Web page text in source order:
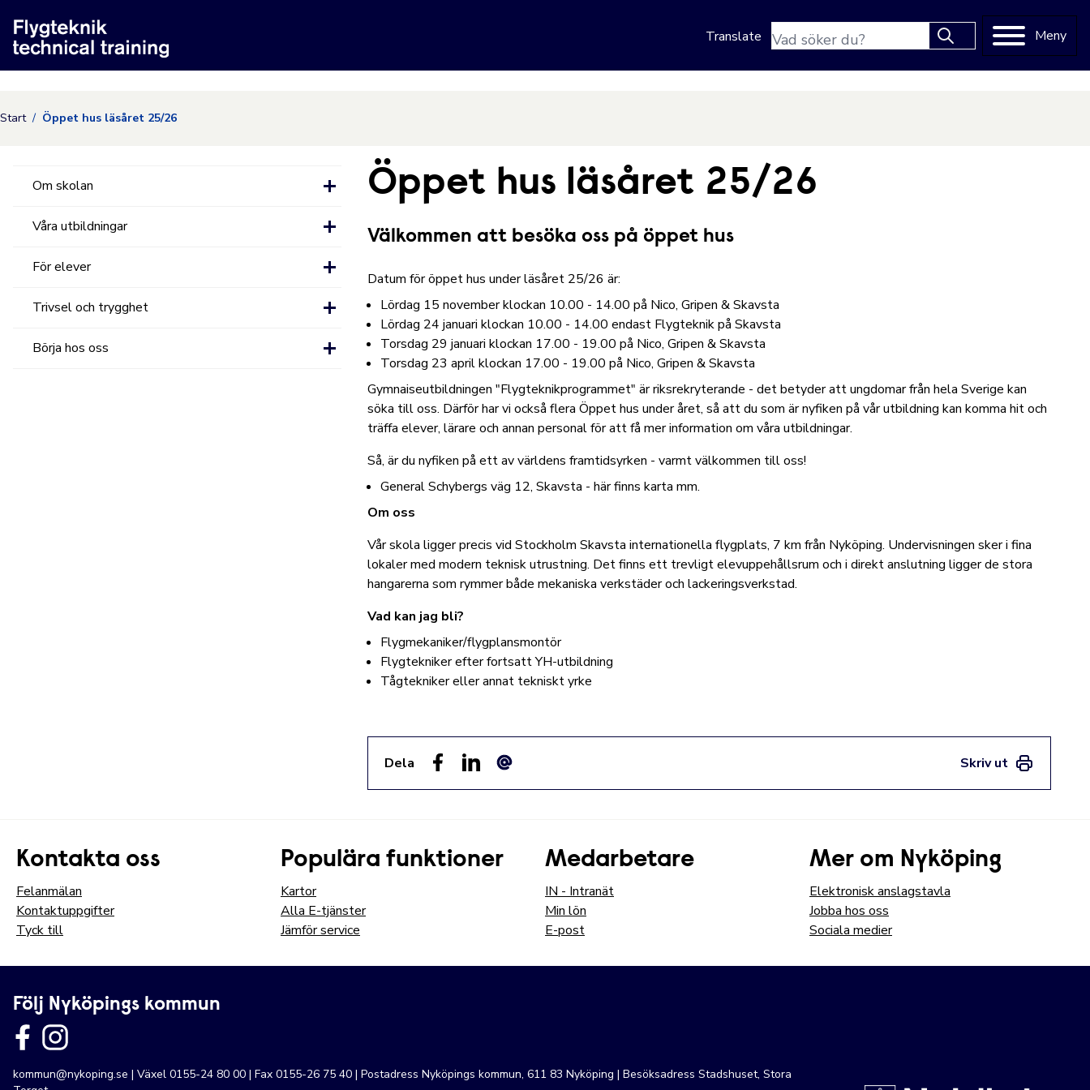
Nyköpings kommuns webbplats Translate
Sökfras
Meny
Start Öppet hus läsåret 25/26
Öppet hus läsåret 25/26
Välkommen att besöka oss på öppet hus
Datum för öppet hus under läsåret 25/26 är:
Lördag 15 november klockan 10.00 - 14.00 på Nico, Gripen & Skavsta
Lördag 24 januari klockan 10.00 - 14.00 endast Flygteknik på Skavsta
Torsdag 29 januari klockan 17.00 - 19.00 på Nico, Gripen & Skavsta
Torsdag 23 april klockan 17.00 - 19.00 på Nico, Gripen & Skavsta
Gymnaiseutbildningen "Flygteknikprogrammet" är riksrekryterande - det betyder att ungdomar från hela Sverige kan
söka till oss. Därför har vi också flera Öppet hus under året, så att du som är nyfiken på vår utbildning kan komma hit och
träffa elever, lärare och annan personal för att få mer information om våra utbildningar.
Så, är du nyfiken på ett av världens framtidsyrken - varmt välkommen till oss!
General Schybergs väg 12, Skavsta -här finns karta mm.
Om oss
Vår skola ligger precis vid Stockholm Skavsta internationella flygplats, 7 km från Nyköping. Undervisningen sker i fina
lokaler med modern teknisk utrustning. Det finns ett trevligt elevuppehållsrum och i direkt anslutning ligger de stora
hangarerna som rymmer både mekaniska verkstäder och lackeringsverkstad.
Vad kan jag bli?
Flygmekaniker/flygplansmontör
Flygtekniker efter fortsatt YH-utbildning
Tågtekniker eller annat tekniskt yrke
Dela
Skriv ut
Om skolan
Våra utbildningar
För elever
Trivsel och trygghet
Börja hos oss
Kontakta oss
Felanmälan
Kontaktuppgifter
Tyck till
Populära funktioner
Kartor
Alla E-tjänster
Jämför service
Medarbetare
IN - Intranät
Min lön
E-post
Mer om Nyköping
Elektronisk anslagstavla
Jobba hos oss
Sociala medier
Följ Nyköpings kommun
kommun@nykoping.se | Växel 0155-24 80 00 | Fax 0155-26 75 40 | Postadress Nyköpings kommun, 611 83 Nyköping | Besöksadress Stadshuset, Stora